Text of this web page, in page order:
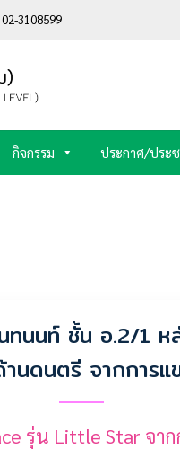
3108599
กิจกรรม ประกาศ/ประ
ทนนท์ ชั้น อ.2/1
นดนตรี จากการแ
รุ่น Little Star จา